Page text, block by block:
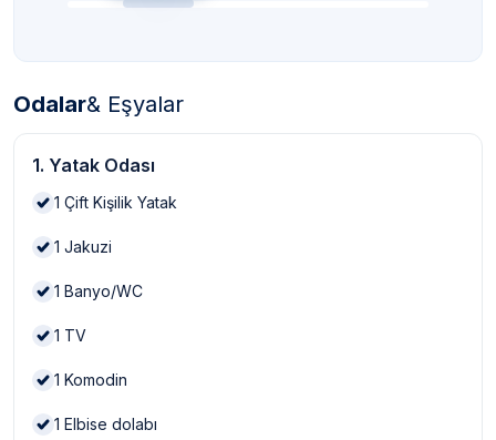
Odalar& Eşyalar
1. Yatak Odası
1 Çift Kişilik Yatak
1 Jakuzi
1 Banyo/WC
1 TV
1 Komodin
1 Elbise dolabı